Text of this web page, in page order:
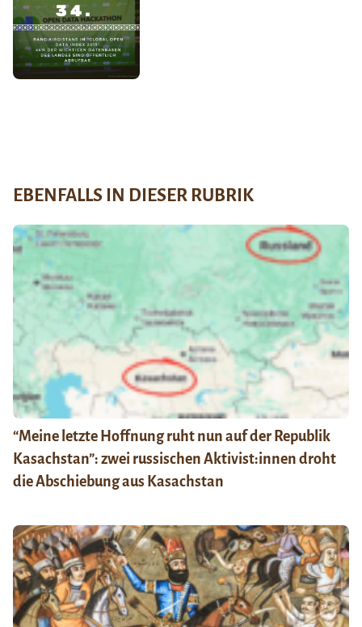
EBENFALLS IN DIESER RUBRIK
“Meine letzte Hoffnung ruht nun auf der Republik
Kasachstan”: zwei russischen Aktivist:innen droht
die Abschiebung aus Kasachstan